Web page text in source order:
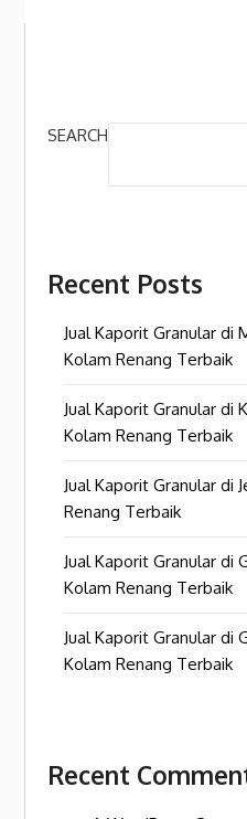
SEARCH
Recent Posts
Jual Kaporit Granular di
Kolam Renang Terbaik
Jual Kaporit Granular di
Kolam Renang Terbaik
Jual Kaporit Granular di
Renang Terbaik
Jual Kaporit Granular di
Kolam Renang Terbaik
Jual Kaporit Granular di
Kolam Renang Terbaik
Recent